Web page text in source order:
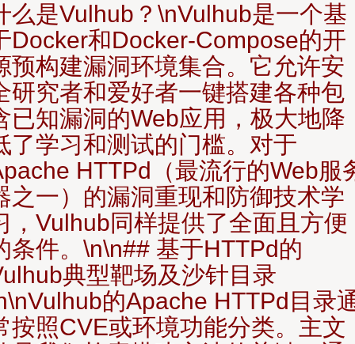
么是Vulhub？\nVulhub是一个基
Docker和Docker-Compose的开
预构建漏洞环境集合。它允许安
研究者和爱好者一键搭建各种包
已知漏洞的Web应用，极大地降
了学习和测试的门槛。对于
HTTPd（最流行的Web服
之一）的漏洞重现和防御技术学
，Vulhub同样提供了全面且方便
条件。\n\n## 基于HTTPd的
典型靶场及沙针目录
的Apache HTTPd目录
按照CVE或环境功能分类。主文